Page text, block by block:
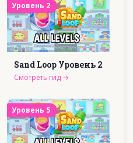
Уровень 2
Sand Loop Уровень 2
Смотреть гид →
Уровень 5